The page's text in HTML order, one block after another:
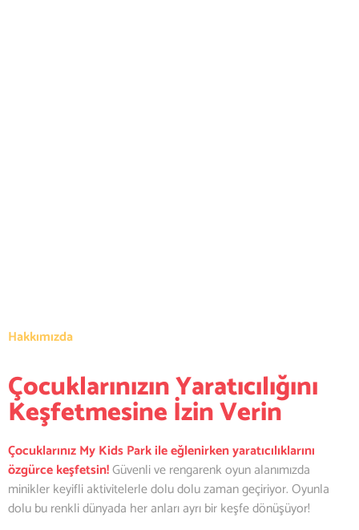
Hakkımızda
Çocuklarınızın Yaratıcılığını
Keşfetmesine İzin Verin
Çocuklarınız My Kids Park ile eğlenirken yaratıcılıklarını
özgürce keşfetsin!Güvenli ve rengarenk oyun alanımızda
minikler keyifli aktivitelerle dolu dolu zaman geçiriyor. Oyunla
dolu bu renkli dünyada her anları ayrı bir keşfe dönüşüyor!